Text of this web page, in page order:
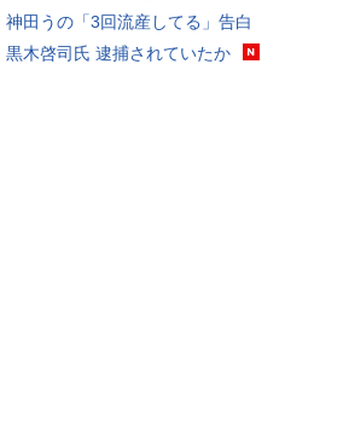
神田うの「3回流産してる」告白
黒木啓司氏 逮捕されていたか